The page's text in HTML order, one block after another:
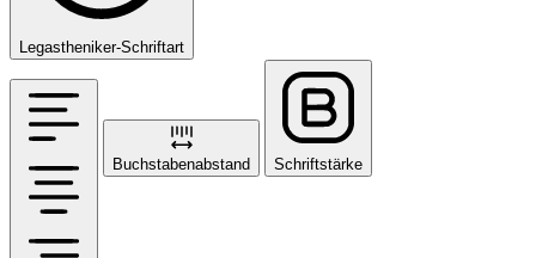
Legastheniker-Schriftart
Buchstabenabstand Schriftstärke